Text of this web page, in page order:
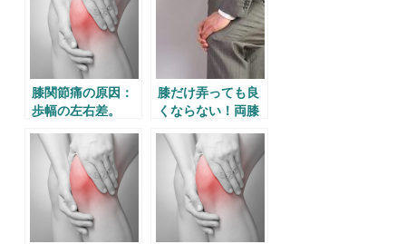
膝関節痛の原因：
歩幅の左右差。
膝だけ弄っても良
くならない！両膝